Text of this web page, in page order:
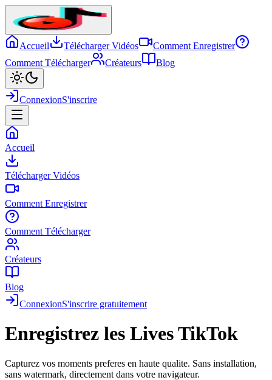
Accueil Télécharger Vidéos
Comment Enregistrer
Comment Télécharger
Créateurs Blog
ConnexionS'inscrire
Accueil
Télécharger Vidéos
Comment Enregistrer
Comment Télécharger
Créateurs
Blog
ConnexionS'inscrire gratuitement
Enregistrez les Lives TikTok
Capturez vos moments preferes en haute qualite. Sans installation,
sans watermark, directement dans votre navigateur.